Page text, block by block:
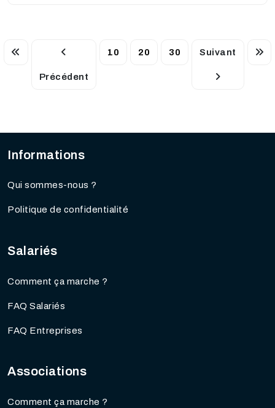
Précédent
10 20 30 Suivant
Informations
Qui sommes-nous ?
Politique de confidentialité
Salariés
Comment ça marche ?
FAQ Salariés
FAQ Entreprises
Associations
Comment ça marche ?